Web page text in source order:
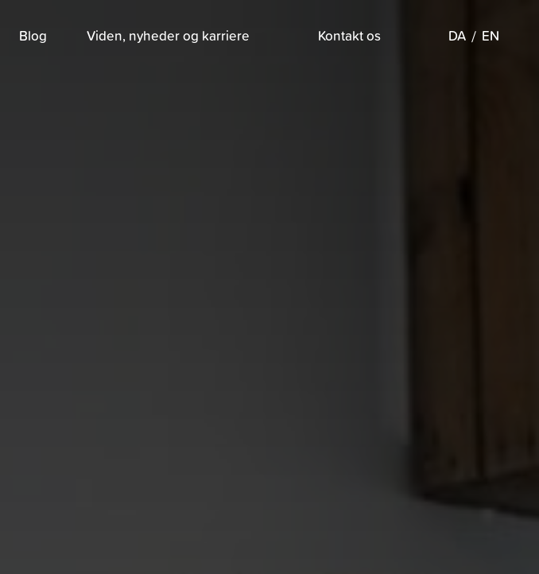
Blog Viden, nyheder og karriere Kontakt os DA EN